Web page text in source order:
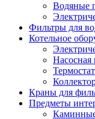
Водяные
Фильтры для
Котельное
Насосная
Краны для
Предметы